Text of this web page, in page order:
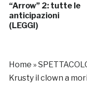
“Arrow” 2: tutte le
anticipazioni
(LEGGI)
Home »
Krusty il clown a